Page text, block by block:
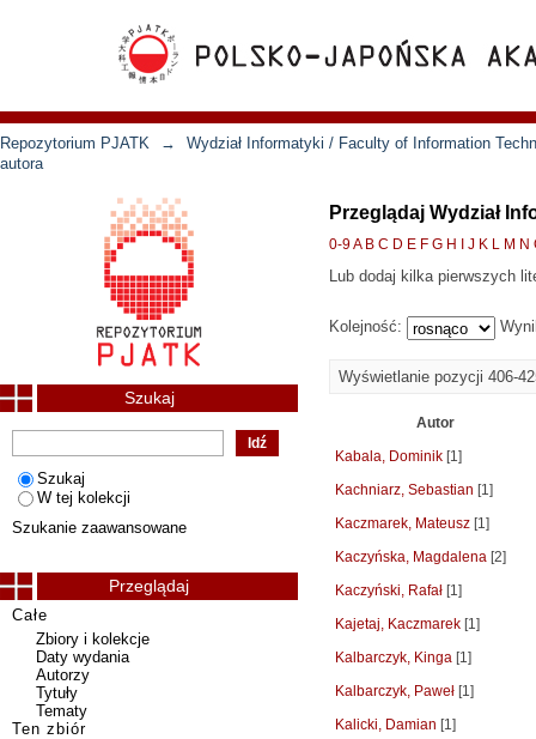
Repozytorium PJATK →
Wydział Informatyki / Faculty of Information
autora
Przeglądaj Wydział
0-9A B C D E F G H J K L M N
Lub dodaj kilka pierwszych
Kolejność:
Wyświetlanie pozycji 406-
Autor
Kabala, Dominik [1]
Kachniarz, Sebastian [1]
Kaczmarek, Mateusz [1]
Kaczyńska, Magdalena [2]
Kaczyński, Rafał [1]
Kajetaj, Kaczmarek [1]
Kalbarczyk, Kinga [1]
Kalbarczyk, Paweł [1]
Kalicki, Damian [1]
Szukaj
Szukaj
W tej kolekcji
Szukanie zaawansowane
Przeglądaj
Całe
Zbiory i kolekcje
Daty wydania
Autorzy
Tytuły
Tematy
Ten zbiór